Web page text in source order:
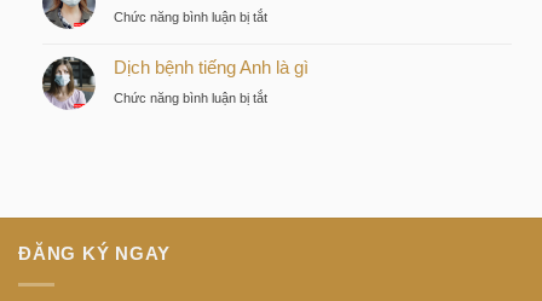
nhà
tư
gì
Chức năng bình luận bị tắtở
dịch
Dịch bệnh tiếng Anh là gì
Chức năng bình luận bị tắtở
là
ĐĂNG KÝ NGAY